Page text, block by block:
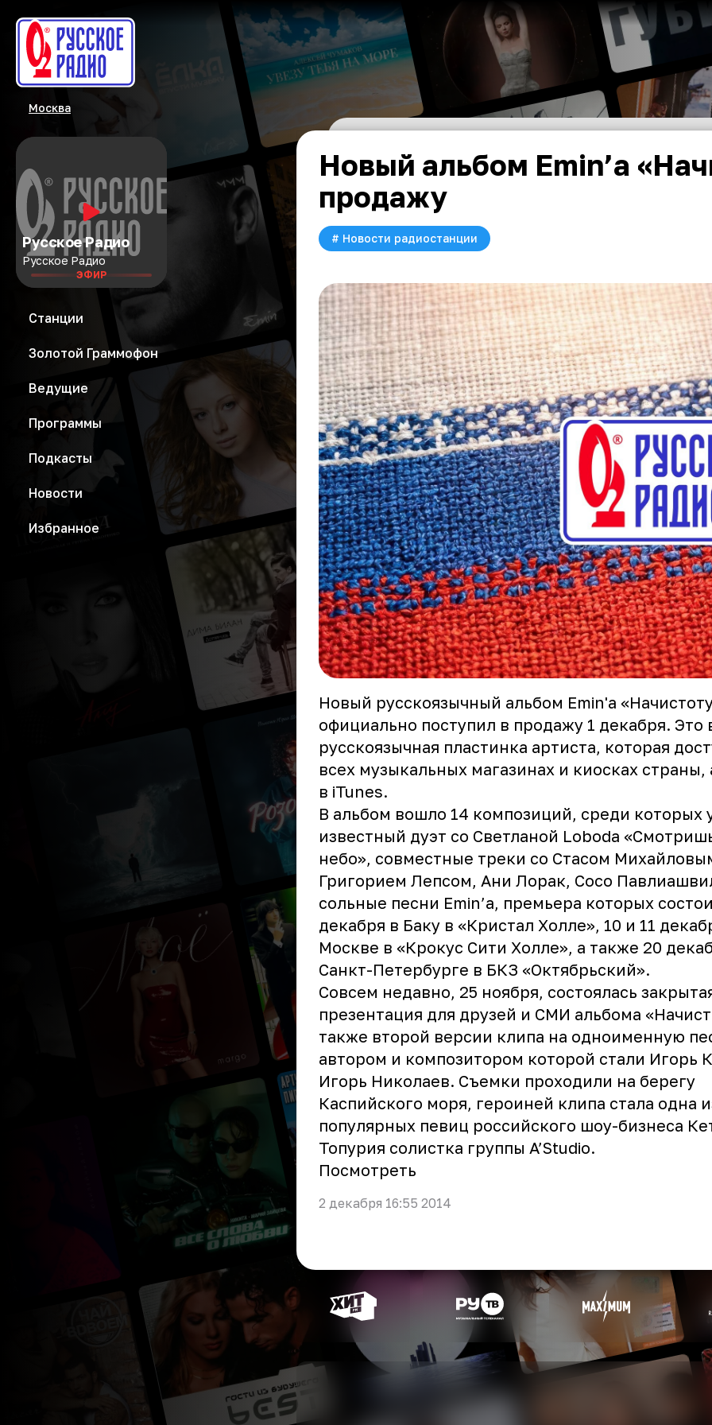
Москва
Русское Радио
Русское Радио
ЭФИР
Станции
Золотой Граммофон
Ведущие
Программы
Подкасты
Новости
Избранное
Новый альбом Emin’a
продажу
# Новости радиостанции
Новый русскоязычный альбом Emin'a
официально поступил в продажу 1 декабря. Это
русскоязычная пластинка артиста, которая
всех музыкальных магазинах и киосках страны,
в iTunes.
В альбом вошло 14 композиций, среди которых
известный дуэт со Светланой Loboda
небо», совместные треки со Стасом
Григорием Лепсом, Ани Лорак, Сосо
сольные песни Emin’а, премьера которых
декабря в Баку в «Кристал Холле», 10 и 11
Москве в «Крокус Сити Холле», а также 20
Санкт-Петербурге в БКЗ «Октябрьский».
Совсем недавно, 25 ноября, состоялась
презентация для друзей и СМИ альбома
также второй версии клипа на одноименную
автором и композитором которой стали Игорь
Игорь Николаев. Съемки проходили на берегу
Каспийского моря, героиней клипа стала одна
популярных певиц российского шоу-бизнеса
Топурия солистка группы A’Studio.
Посмотреть
2 декабря 16:55 2014